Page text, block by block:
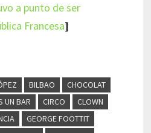
a punto de ser
Francesa]
BILBAO
CHOCOLAT
UN BAR
CIRCO
CLOWN
GEORGE FOOTTIT